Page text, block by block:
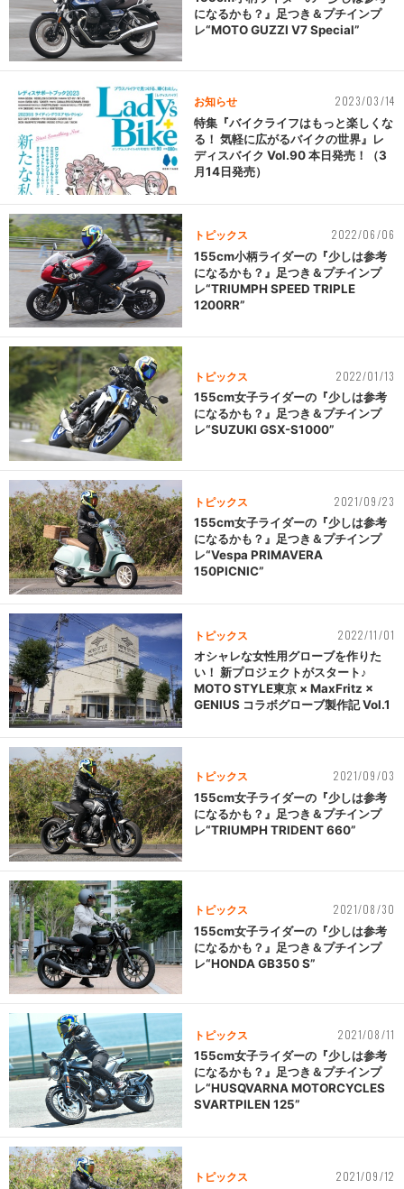
になるかも？』足つき＆プチインプ
レ“MOTO GUZZI V7 Special”
お知らせ 2023/03/14
特集『バイクライフはもっと楽しくな
る！ 気軽に広がるバイクの世界』レ
ディスバイク Vol.90 本日発売！（3
月14日発売）
トピックス 2022/06/06
155cm小柄ライダーの『少しは参考
になるかも？』足つき＆プチインプ
レ“TRIUMPH SPEED TRIPLE
1200RR”
トピックス 2022/01/13
155cm女子ライダーの『少しは参考
になるかも？』足つき＆プチインプ
レ“SUZUKI GSX-S1000”
トピックス 2021/09/23
155cm女子ライダーの『少しは参考
になるかも？』足つき＆プチインプ
レ“Vespa PRIMAVERA
150PICNIC”
トピックス 2022/11/01
オシャレな女性用グローブを作りた
い！ 新プロジェクトがスタート♪
MOTO STYLE東京 × MaxFritz ×
GENIUS コラボグローブ製作記 Vol.1
トピックス 2021/09/03
155cm女子ライダーの『少しは参考
になるかも？』足つき＆プチインプ
レ“TRIUMPH TRIDENT 660”
トピックス 2021/08/30
155cm女子ライダーの『少しは参考
になるかも？』足つき＆プチインプ
レ“HONDA GB350 S”
トピックス 2021/08/11
155cm女子ライダーの『少しは参考
になるかも？』足つき＆プチインプ
レ“HUSQVARNA MOTORCYCLES
SVARTPILEN 125”
トピックス 2021/09/12